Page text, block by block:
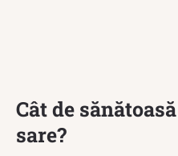
Cât de
sare?